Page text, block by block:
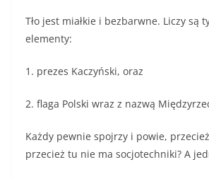
Tło jest miałkie i bezbarwne. Liczy są
elementy:
1. prezes Kaczyński, oraz
2. flaga Polski wraz z nazwą
Każdy pewnie spojrzy i powie,
przecież tu nie ma socjotechniki? A